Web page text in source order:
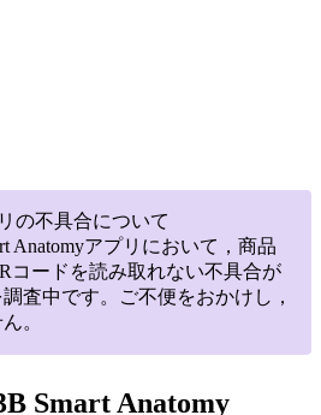
の不具合について
Anatomyアプリにおいて，商品
コードを読み取れない不具合が
査中です。ご不便をおかけし，
。
Smart Anatomy